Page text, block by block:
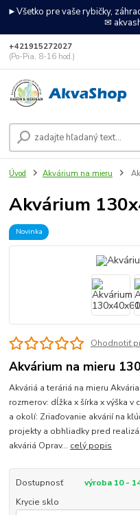
►Všetko pre vaše rybičky,
✉
+421915272027
(Po-Pia, 8-16 hod.)
Úvod Akvárium na mieru
Akvárium
Novinka
Ohodnotiť
Akvárium na mieru
Akváriá a teráriá na mieru
rozmerov: dĺžka x šírka x výška
a okolí: Zriaďovanie akvárií na
projekty a obhliadky pred
akváriá Oprav... celý popis
Dostupnosť
výroba 10 -
Krycie sklo